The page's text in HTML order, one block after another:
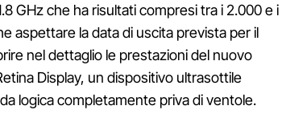
GHz che ha risultati compresi tra i 2.000 e i
aspettare la data di uscita prevista per il
nel dettaglio le prestazioni del nuovo
Display, un dispositivo ultrasottile
logica completamente priva di ventole.